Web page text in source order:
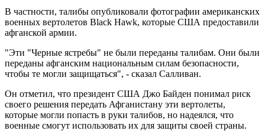
В частности, талибы опубликовали фотографии американских
военных вертолетов Black Hawk, которые США предоставили
афганской армии.
"Эти "Черные ястребы" не были переданы талибам. Они были
переданы афганским национальным силам безопасности,
чтобы те могли защищаться", - сказал Салливан.
Он отметил, что президент США Джо Байден понимал риск
своего решения передать Афганистану эти вертолеты,
которые могли попасть в руки талибов, но надеялся, что
военные смогут использовать их для защиты своей страны.